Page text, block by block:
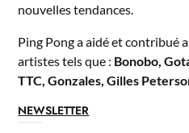
nouvelles tendances.
Ping Pong a aidé et contribué
artistes tels que : Bonobo,
TTC, Gonzales, Gilles
NEWSLETTER